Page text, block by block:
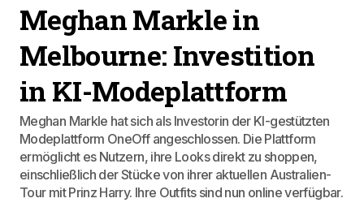
Meghan Markle in
Melbourne: Investition
in KI-Modeplattform
Meghan Markle hat sich als Investorin der KI-gestützten
Modeplattform OneOff angeschlossen. Die Plattform
ermöglicht es Nutzern, ihre Looks direkt zu shoppen,
einschließlich der Stücke von ihrer aktuellen Australien-
Tour mit Prinz Harry. Ihre Outfits sind nun online verfügbar.